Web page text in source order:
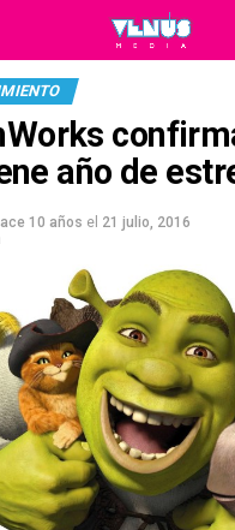
año de
10 años el 21 julio, 2016